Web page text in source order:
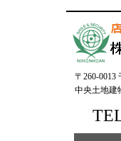
〒260-0013
中央土地建